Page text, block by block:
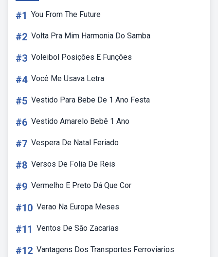
#1 You From The Future
#2 Volta Pra Mim Harmonia Do Samba
#3 Voleibol Posições E Funções
#4 Você Me Usava Letra
#5 Vestido Para Bebe De 1 Ano Festa
#6 Vestido Amarelo Bebê 1 Ano
#7 Vespera De Natal Feriado
#8 Versos De Folia De Reis
#9 Vermelho E Preto Dá Que Cor
#10 Verao Na Europa Meses
#11 Ventos De São Zacarias
#12 Vantagens Dos Transportes Ferroviarios